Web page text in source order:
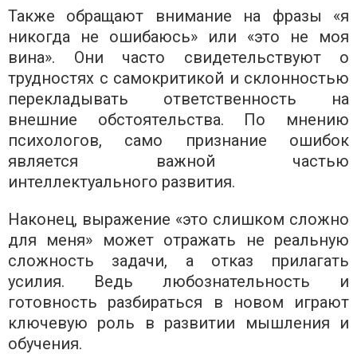
Также обращают внимание на фразы «я
никогда не ошибаюсь» или «это не моя
вина». Они часто свидетельствуют о
трудностях с самокритикой и склонностью
перекладывать ответственность на
внешние обстоятельства. По мнению
психологов, само признание ошибок
является важной частью
интеллектуального развития.
Наконец, выражение «это слишком сложно
для меня» может отражать не реальную
сложность задачи, а отказ прилагать
усилия. Ведь любознательность и
готовность разбираться в новом играют
ключевую роль в развитии мышления и
обучения.